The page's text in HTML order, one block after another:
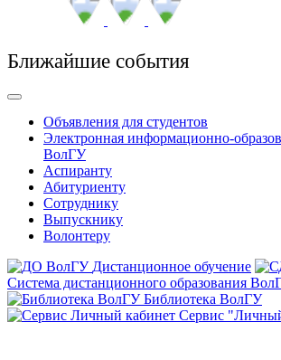
Ближайшие события
Объявления для студентов
Электронная информационно-
ВолГУ
Аспиранту
Абитуриенту
Сотруднику
Выпускнику
Волонтеру
Дистанционное обучение
Система дистанционного образования
Библиотека ВолГУ
Сервис